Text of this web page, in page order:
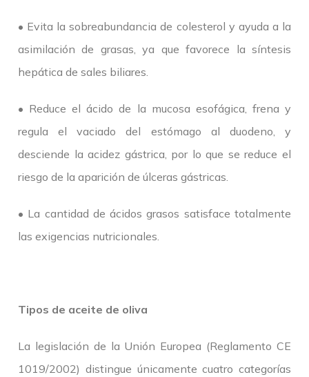
• Evita la sobreabundancia de colesterol y ayuda a la
asimilación de grasas, ya que favorece la síntesis
hepática de sales biliares.
• Reduce el ácido de la mucosa esofágica, frena y
regula el vaciado del estómago al duodeno, y
desciende la acidez gástrica, por lo que se reduce el
riesgo de la aparición de úlceras gástricas.
• La cantidad de ácidos grasos satisface totalmente
las exigencias nutricionales.
Tipos de aceite de oliva
La legislación de la Unión Europea (Reglamento CE
1019/2002) distingue únicamente cuatro categorías